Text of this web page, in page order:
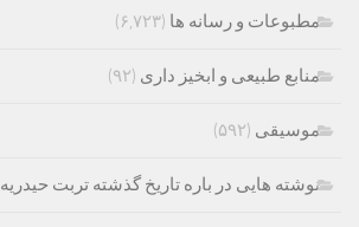
مطبوعات و رسانه ها (۶,۷۲۳)
منابع طبیعی و ابخیز داری (۹۲)
موسیقی (۵۹۲)
نوشته هایی در باره تاریخ گذشته تربت حیدریه